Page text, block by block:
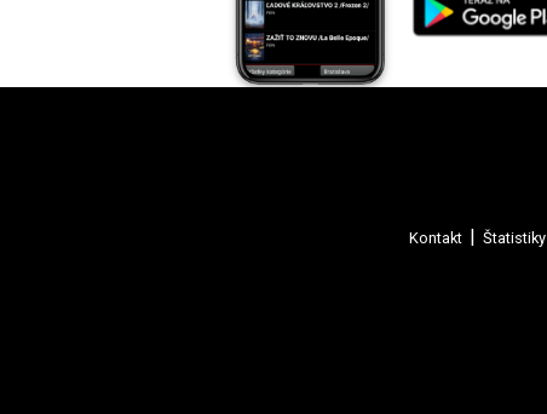
Kontakt Štatistiky